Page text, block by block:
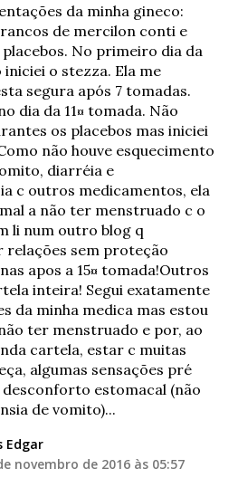
da minha gineco:
de mercilon conti e
No primeiro dia da
o stezza. Ela me
segura após 7 tomadas.
dia da 11¤ tomada. Não
os placebos mas iniciei
não houve esquecimento
diarréia e
c outros medicamentos, ela
a não ter menstruado c o
li num outro blog q
relações sem proteção
apos a 15¤ tomada!Outros
inteira! Segui exatamente
da minha medica mas estou
ter menstruado e por, ao
cartela, estar c muitas
algumas sensações pré
estomacal (não
de vomito)...
Edgar
novembro de 2016 às 05:57